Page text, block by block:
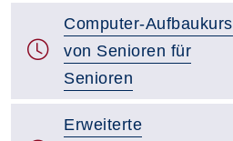
Computer-Aufbaukurs
von Senioren für
Senioren
Erweiterte